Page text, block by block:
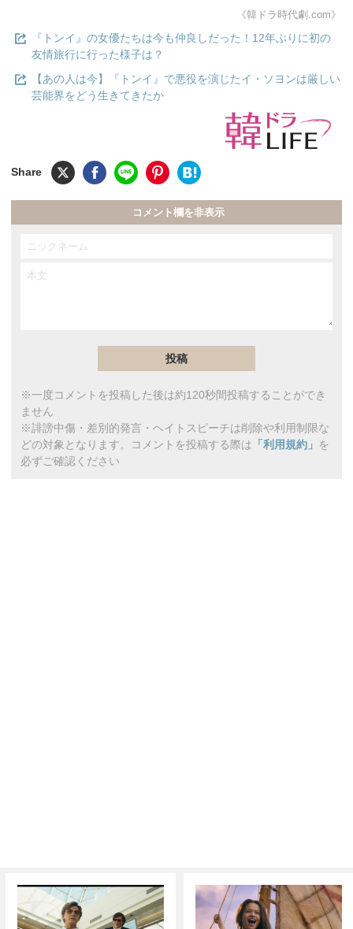
《韓ドラ時代劇.com》
『トンイ』の女優たちは今も仲良しだった！12年ぶりに初の
友情旅行に行った様子は？
【あの人は今】『トンイ』で悪役を演じたイ・ソヨンは厳しい
芸能界をどう生きてきたか
コメント欄を非表示
※一度コメントを投稿した後は約120秒間投稿することができ
ません
※誹謗中傷・差別的発言・ヘイトスピーチは削除や利用制限な
どの対象となります。コメントを投稿する際は 「利用規約」 を
必ずご確認ください